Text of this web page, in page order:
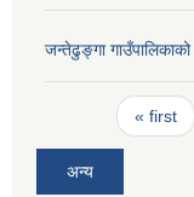
जन्तेढुङ्गा
Pages« first
अन्य